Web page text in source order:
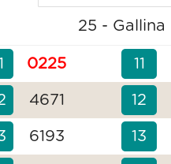
25 - Gallina
0225 11
4671 12
6193 13